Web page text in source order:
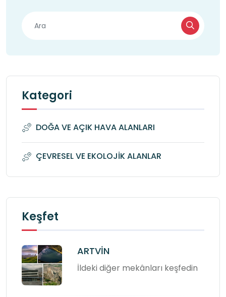
Kategori
DOĞA VE AÇIK HAVA ALANLARI
ÇEVRESEL VE EKOLOJİK ALANLAR
Keşfet
ARTVİN
İldeki diğer mekânları keşfedin